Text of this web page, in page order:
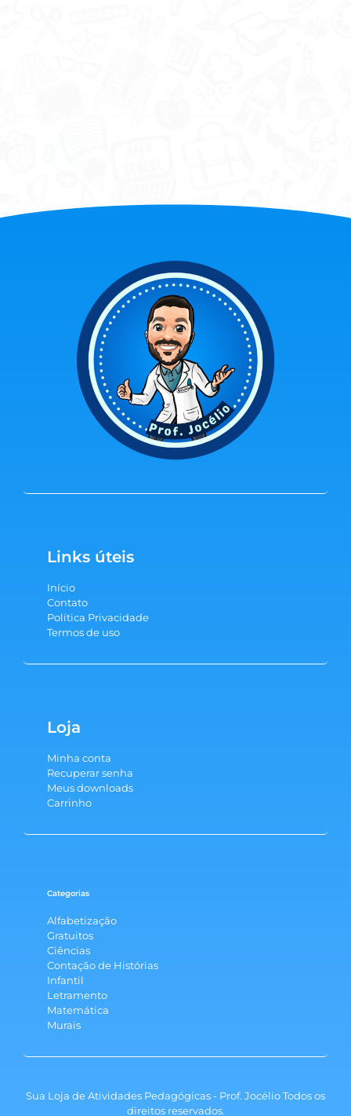
Links úteis
Início
Contato
Política Privacidade
Termos de uso
Loja
Minha conta
Recuperar senha
Meus downloads
Carrinho
Categorias
Alfabetização
Gratuitos
Ciências
Contação de Histórias
Infantil
Letramento
Matemática
Murais
Sua Loja de Atividades Pedagógicas - Prof. Jocélio Todos os
direitos reservados.